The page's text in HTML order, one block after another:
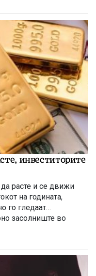
инвеститорите
расте и се движи
на годината,
го гледаат
засолниште во